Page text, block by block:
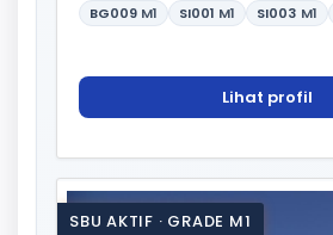
BG009 M1 SI001 M1 SI003 M1
Lihat profil
SBU AKTIF · GRADE M1